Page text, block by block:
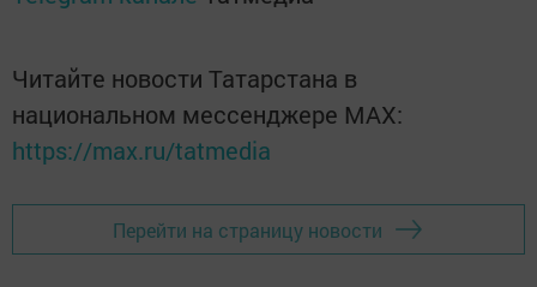
Читайте новости Татарстана в
национальном мессенджере MАХ:
https://max.ru/tatmedia
Перейти на страницу новости